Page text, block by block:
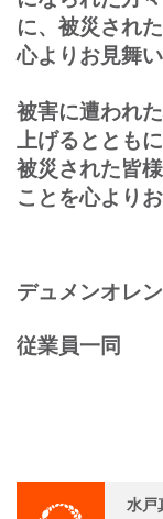
に、被災され
心よりお見舞
被害に遭われ
上げるととも
被災された皆
ことを心より
デュメンオレ
従業員一同
水戸